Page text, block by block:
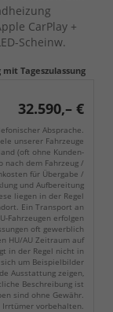
CarPlay +
Scheinw.
mit Tageszulassung
32.590,– €
Absprache.
unserer Fahrzeuge
(oft ohne Kunden-
nach dem Fahrzeug /
für Übergabe /
und Aufbereitung
liegen in der Regel
Ein Transport an
Fahrzeugen erfolgen
oft gewerblich
HU/AU Zeitraum auf
in der Regel nicht in
um Beispielbilder
Ausstattung zeigen,
Beschreibung ist
sind ohne Gewähr.
Irrtümer vorbehalten.